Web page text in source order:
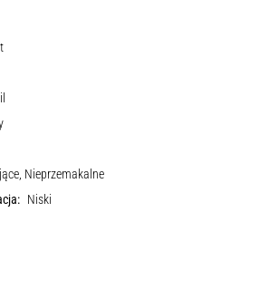
Nieprzemakalne
Niski